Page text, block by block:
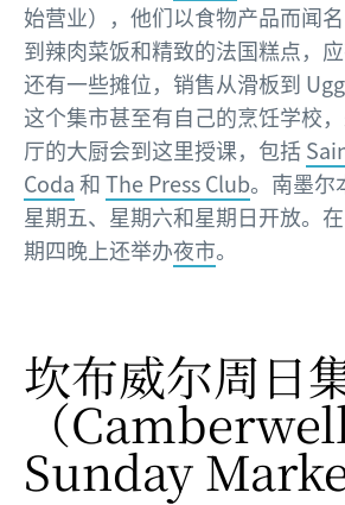
始营业），他们以食物产品而闻
到辣肉菜饭和精致的法国糕点，应
还有一些摊位，销售从滑板到 Ugg
这个集市甚至有自己的烹饪学校
厅的大厨会到这里授课，包括
Coda和The Press Club。南墨尔
星期五、星期六和星期日开放。
期四晚上还举办夜市。
坎布威尔周日
（
Sunday